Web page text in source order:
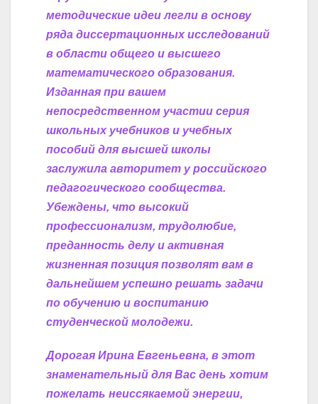
методические идеи легли в основу
ряда диссертационных исследований
в области общего и высшего
математического образования.
Изданная при вашем
непосредственном участии серия
школьных учебников и учебных
пособий для высшей школы
заслужила авторитет у российского
педагогического сообщества.
Убеждены, что высокий
профессионализм, трудолюбие,
преданность делу и активная
жизненная позиция позволят вам в
дальнейшем успешно решать задачи
по обучению и воспитанию
студенческой молодежи.
Дорогая Ирина Евгеньевна, в этот
знаменательный для Вас день хотим
пожелать неиссякаемой энергии,